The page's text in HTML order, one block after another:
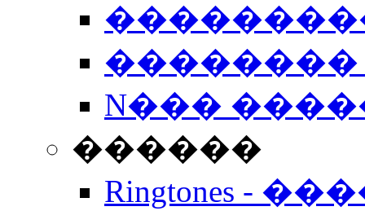
��������
N���
������
Ringtones -